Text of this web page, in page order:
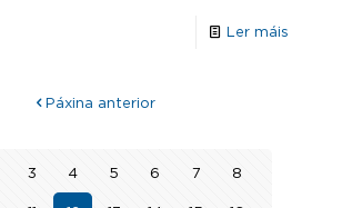
Ler máis
Páxina anterior
3 4 5 6 7 8